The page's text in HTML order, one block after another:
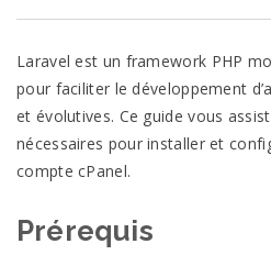
Laravel est un framework PHP
pour faciliter le développement
et évolutives. Ce guide vous
nécessaires pour installer et
compte cPanel.
Prérequis